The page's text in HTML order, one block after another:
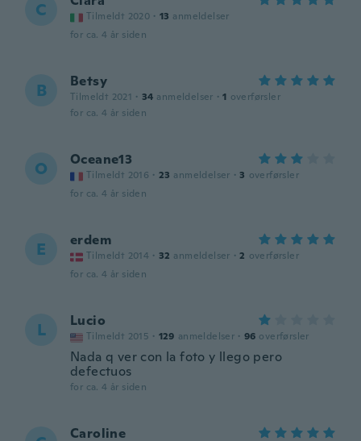
C Tilmeldt 2020 · 13 anmeldelser
for ca. 4 år siden
B Betsy
Tilmeldt 2021 · 34 anmeldelser · 1 overførsler
for ca. 4 år siden
O Oceane13
Tilmeldt 2016 · 23 anmeldelser · 3 overførsler
for ca. 4 år siden
E erdem
Tilmeldt 2014 · 32 anmeldelser · 2 overførsler
for ca. 4 år siden
L Lucio
Tilmeldt 2015 · 129 anmeldelser · 96 overførsler
Nada q ver con la foto y llego pero
defectuos
for ca. 4 år siden
Caroline